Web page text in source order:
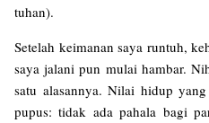
tuhan).
Setelah keimanan saya runtuh,
saya jalani pun mulai hambar.
satu alasannya. Nilai hidup
pupus: tidak ada pahala bagi